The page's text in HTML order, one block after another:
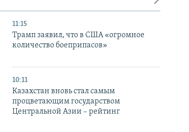
11:15
Трамп заявил, что в США «огромное
количество боеприпасов»
10:11
Казахстан вновь стал самым
процветающим государством
Центральной Азии – рейтинг